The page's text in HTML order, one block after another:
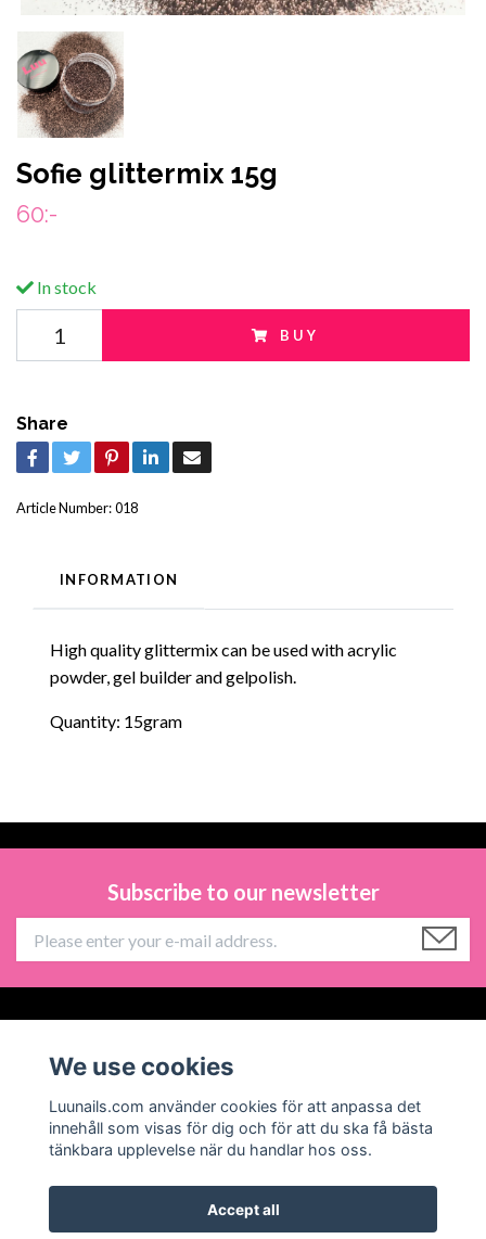
Sofie glittermix 15g
60:-
In stock
BUY
Share
Article Number:018
INFORMATION
High quality glittermix can be used with acrylic
powder, gel builder and gelpolish.
Quantity: 15gram
Subscribe to our newsletter
Social Media
We use cookies
Luunails.com använder cookies för att anpassa det
innehåll som visas för dig och för att du ska få bästa
tänkbara upplevelse när du handlar hos oss.
Accept all